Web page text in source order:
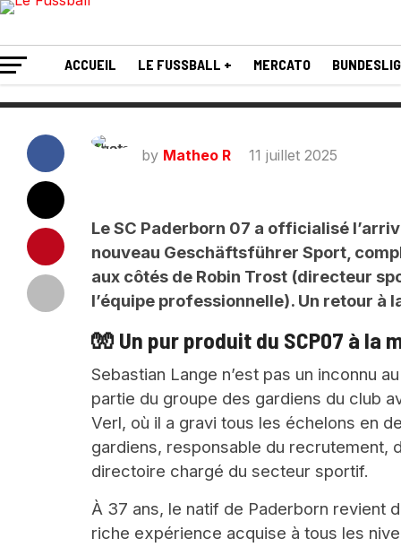
ACCUEIL LE FUSSBALL + MERCATO
nommé directeur
by Matheo R 11 juillet 2025
Le SC Paderborn 07 a officialisé
nouveau Geschäftsführer Sport,
aux côtés de Robin Trost (directeur
l’équipe professionnelle). Un retour à
🧤 Un pur produit du SCP07 à la
Sebastian Lange n’est pas un inconnu
partie du groupe des gardiens du club
Verl, où il a gravi tous les échelons en
gardiens, responsable du recrutement,
directoire chargé du secteur sportif.
À 37 ans, le natif de Paderborn revient
riche expérience acquise à tous les